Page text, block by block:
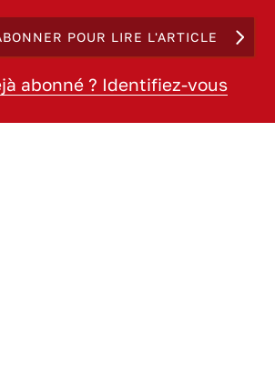
POUR LIRE L'ARTICLE
abonné ? Identifiez-vous